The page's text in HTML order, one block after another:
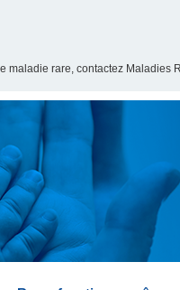
maladie rare, contactez